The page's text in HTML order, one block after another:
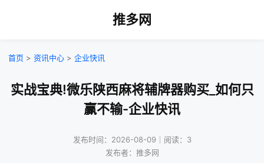
推多网
首页 > 资讯中心 > 企业快讯
实战宝典!微乐陕西麻将辅牌器购买_如何只
赢不输-企业快讯
发布时间：2026-08-09｜阅读：3
发布者：推多网